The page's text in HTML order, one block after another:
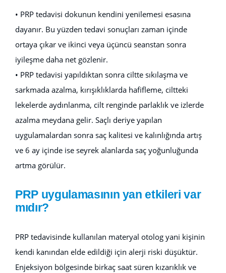
• PRP tedavisi dokunun kendini yenilemesi esasına
dayanır. Bu yüzden tedavi sonuçları zaman içinde
ortaya çıkar ve ikinci veya üçüncü seanstan sonra
iyileşme daha net gözlenir.
• PRP tedavisi yapıldıktan sonra ciltte sıkılaşma ve
sarkmada azalma, kırışıklıklarda hafifleme, ciltteki
lekelerde aydınlanma, cilt renginde parlaklık ve izlerde
azalma meydana gelir. Saçlı deriye yapılan
uygulamalardan sonra saç kalitesi ve kalınlığında artış
ve 6 ay içinde ise seyrek alanlarda saç yoğunluğunda
artma görülür.
PRP uygulamasının yan etkileri var
mıdır?
PRP tedavisinde kullanılan materyal otolog yani kişinin
kendi kanından elde edildiği için alerji riski düşüktür.
Enjeksiyon bölgesinde birkaç saat süren kızarıklık ve